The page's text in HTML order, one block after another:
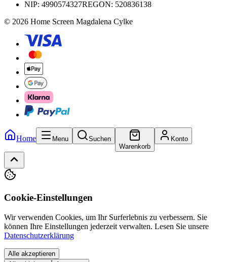
NIP: 4990574327REGON: 520836138
© 2026 Home Screen Magdalena Cylke
Home Menu
Suchen
Warenkorb
Konto
Cookie-Einstellungen
Wir verwenden Cookies, um Ihr Surferlebnis zu verbessern. Sie
können Ihre Einstellungen jederzeit verwalten. Lesen Sie unsere
Datenschutzerklärung
Alle akzeptieren